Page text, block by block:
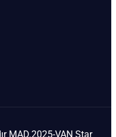
MAD.2025-VAN Star